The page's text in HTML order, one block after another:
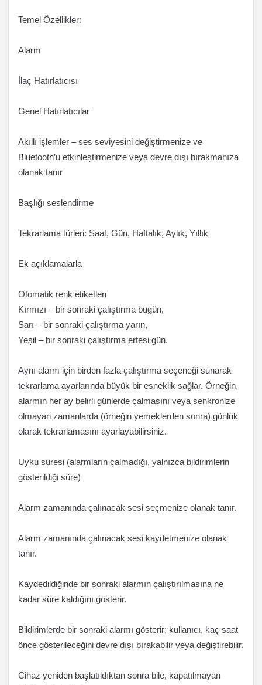
Temel Özellikler:
Alarm
İlaç Hatırlatıcısı
Genel Hatırlatıcılar
Akıllı işlemler – ses seviyesini değiştirmenize ve
Bluetooth’u etkinleştirmenize veya devre dışı bırakmanıza
olanak tanır
Başlığı seslendirme
Tekrarlama türleri: Saat, Gün, Haftalık, Aylık, Yıllık
Ek açıklamalarla
Otomatik renk etiketleri
Kırmızı – bir sonraki çalıştırma bugün,
Sarı – bir sonraki çalıştırma yarın,
Yeşil – bir sonraki çalıştırma ertesi gün.
Aynı alarm için birden fazla çalıştırma seçeneği sunarak
tekrarlama ayarlarında büyük bir esneklik sağlar. Örneğin,
alarmın her ay belirli günlerde çalmasını veya senkronize
olmayan zamanlarda (örneğin yemeklerden sonra) günlük
olarak tekrarlamasını ayarlayabilirsiniz.
Uyku süresi (alarmların çalmadığı, yalnızca bildirimlerin
gösterildiği süre)
Alarm zamanında çalınacak sesi seçmenize olanak tanır.
Alarm zamanında çalınacak sesi kaydetmenize olanak
tanır.
Kaydedildiğinde bir sonraki alarmın çalıştırılmasına ne
kadar süre kaldığını gösterir.
Bildirimlerde bir sonraki alarmı gösterir; kullanıcı, kaç saat
önce gösterileceğini devre dışı bırakabilir veya değiştirebilir.
Cihaz yeniden başlatıldıktan sonra bile, kapatılmayan